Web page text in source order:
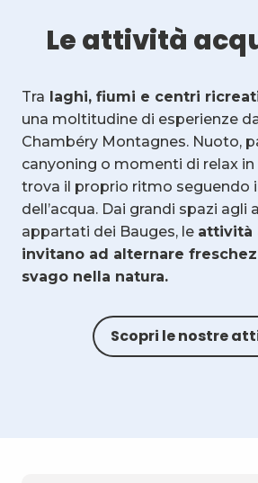
Le attività
Tra laghi, fiumi e centri
una moltitudine di esperienze
Chambéry Montagnes. Nuoto,
canyoning o momenti di relax
trova il proprio ritmo seguendo
dell’acqua. Dai grandi spazi agli
appartati dei Bauges, le attività
invitano ad alternare
svago nella natura.
Scopri le nostre